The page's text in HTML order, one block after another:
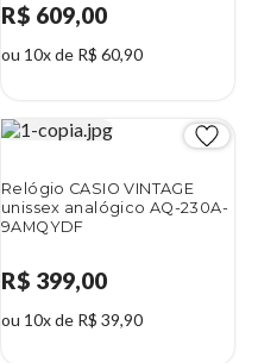
R$ 609,00
ou 10x de R$ 60,90
Relógio CASIO VINTAGE
unissex analógico AQ-230A-
9AMQYDF
R$ 399,00
ou 10x de R$ 39,90